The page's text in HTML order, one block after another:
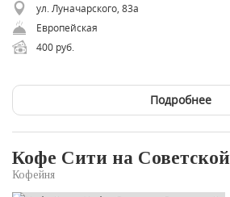
ул. Луначарского, 83а
Европейская
400 руб.
Подробнее
Кофе Сити на Советской
Кофейня